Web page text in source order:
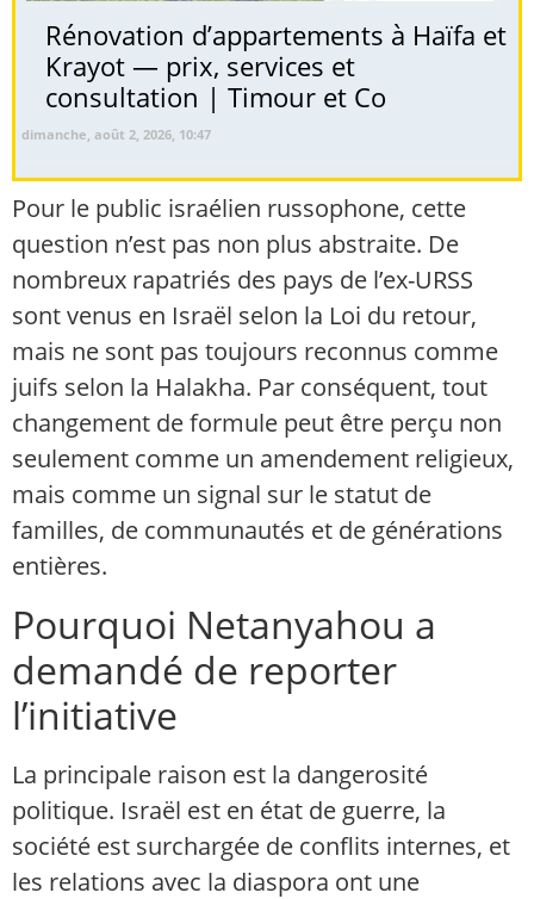
Rénovation d’appartements à Haïfa et
Krayot — prix, services et
consultation | Timour et Co
dimanche, août 2, 2026, 10:47
Pour le public israélien russophone, cette
question n’est pas non plus abstraite. De
nombreux rapatriés des pays de l’ex-URSS
sont venus en Israël selon la Loi du retour,
mais ne sont pas toujours reconnus comme
juifs selon la Halakha. Par conséquent, tout
changement de formule peut être perçu non
seulement comme un amendement religieux,
mais comme un signal sur le statut de
familles, de communautés et de générations
entières.
Pourquoi Netanyahou a
demandé de reporter
l’initiative
La principale raison est la dangerosité
politique. Israël est en état de guerre, la
société est surchargée de conflits internes, et
les relations avec la diaspora ont une